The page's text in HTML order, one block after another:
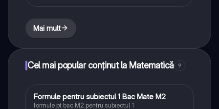
Mai mult
Cel mai popular conținut la Matematică 9
Matematică
Formule pentru subiectul 1 Bac Mate M2
formule pt bac M2 pentru subiectul 1